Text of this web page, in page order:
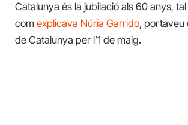
Catalunya és la jubilació als 60 anys, tal
com explicava Núria Garrido, portaveu
de Catalunya per l’1 de maig.